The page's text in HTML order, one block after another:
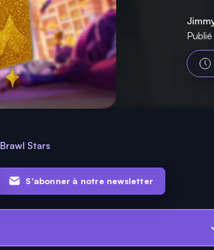
Brawl Stars
S'abonner à notre newsletter